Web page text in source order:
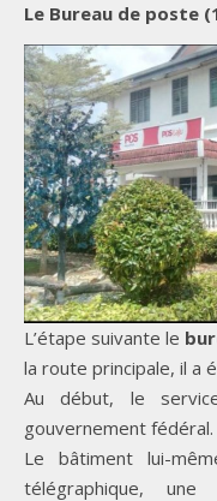
Le Bureau de poste
L’étape suivante le
la route principale, il a
Au début, le
gouvernement fédéral.
Le bâtiment lui-
télégraphique,